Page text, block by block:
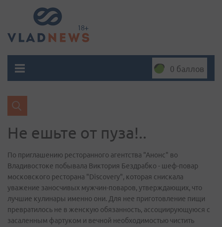
0 баллов
Не ешьте от пуза!..
По приглашению ресторанного агентства "Анонс" во
Владивостоке побывала Виктория Бездрабко - шеф-повар
московского ресторана "Discovery", которая снискала
уважение заносчивых мужчин-поваров, утверждающих, что
лучшие кулинары именно они. Для нее приготовление пищи
превратилось не в женскую обязанность, ассоциирующуюся с
засаленным фартуком и вечной необходимостью чистить